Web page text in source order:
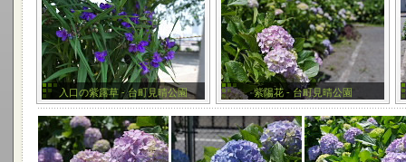
入口の紫露草 - 台町見晴公園 紫陽花 - 台町見晴公園